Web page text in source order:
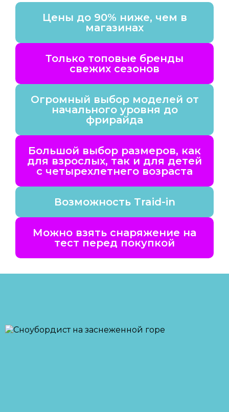
Цены до 90% ниже, чем в
магазинах
Только топовые бренды
свежих сезонов
Большой выбор размеров, как
для взрослых, так и для детей
с четырехлетнего возраста
Огромный выбор моделей от
начального уровня до
фрирайда
Возможность Traid-in
Можно взять снаряжение на
тест перед покупкой